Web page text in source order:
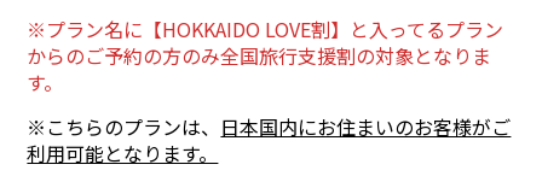
※プラン名に【HOKKAIDO LOVE割】と入ってるプラン
からのご予約の方のみ全国旅行支援割の対象となりま
す。
※こちらのプランは、 日本国内にお住まいのお客様がご
利用可能となります。